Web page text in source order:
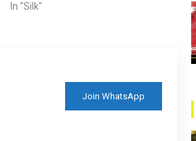
In "Silk"
Join WhatsApp